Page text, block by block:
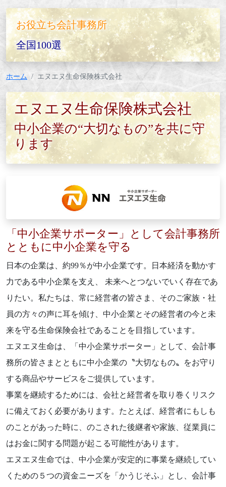
お役立ち会計事務所
全国100選
ホーム エヌエヌ生命保険株式会社
エヌエヌ生命保険株式会社
中小企業の“大切なもの”を共に守
ります
「中小企業サポーター」として会計事務所
とともに中小企業を守る
日本の企業は、約99％が中小企業です。日本経済を動かす
力である中小企業を支え、 未来へとつないでいく存在であ
りたい。私たちは、常に経営者の皆さま、そのご家族・社
員の方々の声に耳を傾け、中小企業とその経営者の今と未
来を守る生命保険会社であることを目指しています。
エヌエヌ生命は、「中小企業サポーター」として、会計事
務所の皆さまとともに中小企業の〝大切なもの〟をお守り
する商品やサービスをご提供しています。
事業を継続するためには、会社と経営者を取り巻くリスク
に備えておく必要があります。たとえば、経営者にもしも
のことがあった時に、のこされた後継者や家族、従業員に
はお金に関する問題が起こる可能性があります。
エヌエヌ生命では、中小企業が安定的に事業を継続してい
くための５つの資金ニーズを「かうじそふ」とし、会計事